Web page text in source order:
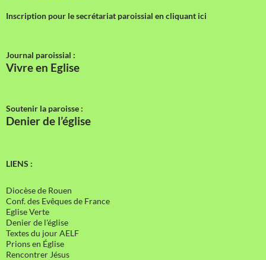
Inscription pour le secrétariat paroissial en cliquant ici
Journal paroissial :
Vivre en Eglise
Soutenir la paroisse :
Denier de l’église
LIENS :
Diocèse de Rouen
Conf. des Evêques de France
Eglise Verte
Denier de l'église
Textes du jour AELF
Prions en Église
Rencontrer Jésus